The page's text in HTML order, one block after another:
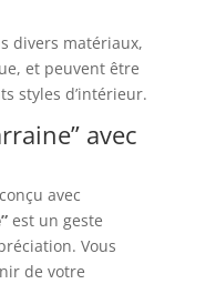
divers matériaux,
et peuvent être
styles d’intérieur.
avec
avec
est un geste
Vous
de votre